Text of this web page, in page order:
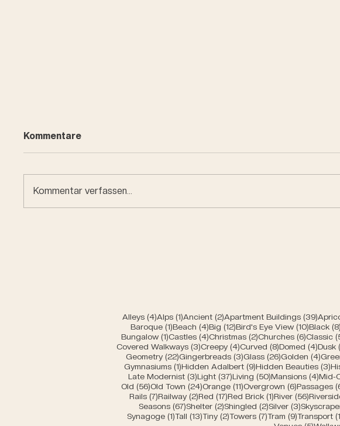
Kommentare
Kommentar verfassen...
Alleys (4)4 Beiträge
Alps (1)1 Beitrag
Ancient (2)2 Beiträge
Apartment Buildings (39)39
Baroque (1)1 Beitrag
Beach (4)4 Beiträge
Big (12)12 Beiträge
Bird's Eye View (10)10
Black (8)
Bungalow (1)1 Beitrag
Castles (4)4 Beiträge
Christmas (2)2 Beiträge
Churches (6)6
Classic
Covered Walkways (3)3 Beiträge
Creepy (4)4 Beiträge
Curved (8)8 Beiträge
Domed (4)4
Dusk
Geometry (22)22 Beiträge
Gingerbreads (3)3 Beiträge
Glass (26)26 Beiträge
Golden (4)4
Gymnasiums (1)1 Beitrag
Hidden Adalbert (9)9 Beiträge
Hidden Beauties (3)3
Late Modernist (3)3 Beiträge
Light (37)37 Beiträge
Living (50)50 Beiträge
Mansions (4)4
Mid-
Old (56)56 Beiträge
Old Town (24)24 Beiträge
Orange (11)11 Beiträge
Overgrown (6)6 Beiträge
Passages
Rails (7)7 Beiträge
Railway (2)2 Beiträge
Red (17)17 Beiträge
Red Brick (1)1 Beitrag
River (56)56
Seasons (67)67 Beiträge
Shelter (2)2 Beiträge
Shingled (2)2 Beiträge
Silver (3)3 Beiträge
Synagoge (1)1 Beitrag
Tall (13)13 Beiträge
Tiny (2)2 Beiträge
Towers (7)7 Beiträge
Tram (9)9 Beiträge
Transport